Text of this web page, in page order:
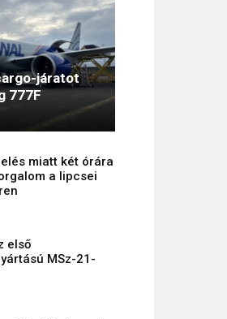
járatot
777F
miatt két órára
a lipcsei
első
MSz-21-